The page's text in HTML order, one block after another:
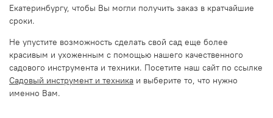
Екатеринбургу, чтобы Вы могли получить заказ в кратчайшие
сроки.
Не упустите возможность сделать свой сад еще более
красивым и ухоженным с помощью нашего качественного
садового инструмента и техники. Посетите наш сайт по ссылке
Садовый инструмент и техника и выберите то, что нужно
именно Вам.